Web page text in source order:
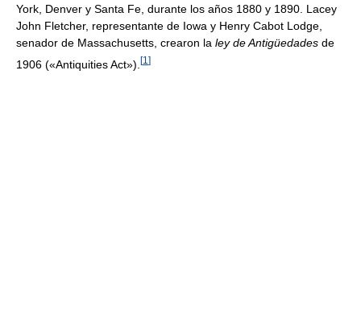
York, Denver y Santa Fe, durante los años 1880 y 1890. Lacey
John Fletcher, representante de Iowa y Henry Cabot Lodge,
senador de Massachusetts, crearon la ley de Antigüedades de
1906 («Antiquities Act»). [1 ]